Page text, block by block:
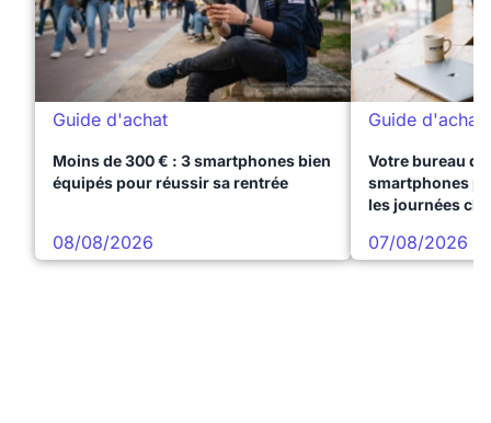
Guide d'achat
Moins de 300 € : 3 smartphones bien
équipés pour réussir sa rentrée
08/08/2026
Guide d'achat
Votre bureau
smartphones
les journées
07/08/2026